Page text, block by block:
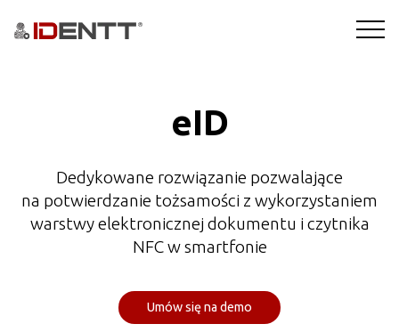
TECHNOLOGIE
BRANŻE
BLOG
DEMO
eID
Dedykowane rozwiązanie pozwalające
na potwierdzanie tożsamości z wykorzystaniem
warstwy elektronicznej dokumentu i czytnika
NFC w smartfonie
Umów się na demo